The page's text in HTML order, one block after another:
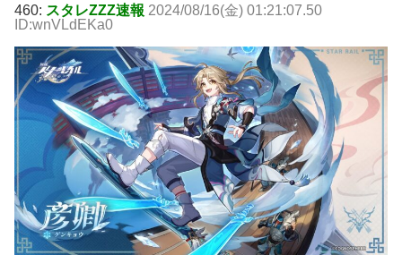
460: スタレZZZ速報 2024/08/16(金) 01:21:07.50
ID:wnVLdEKa0